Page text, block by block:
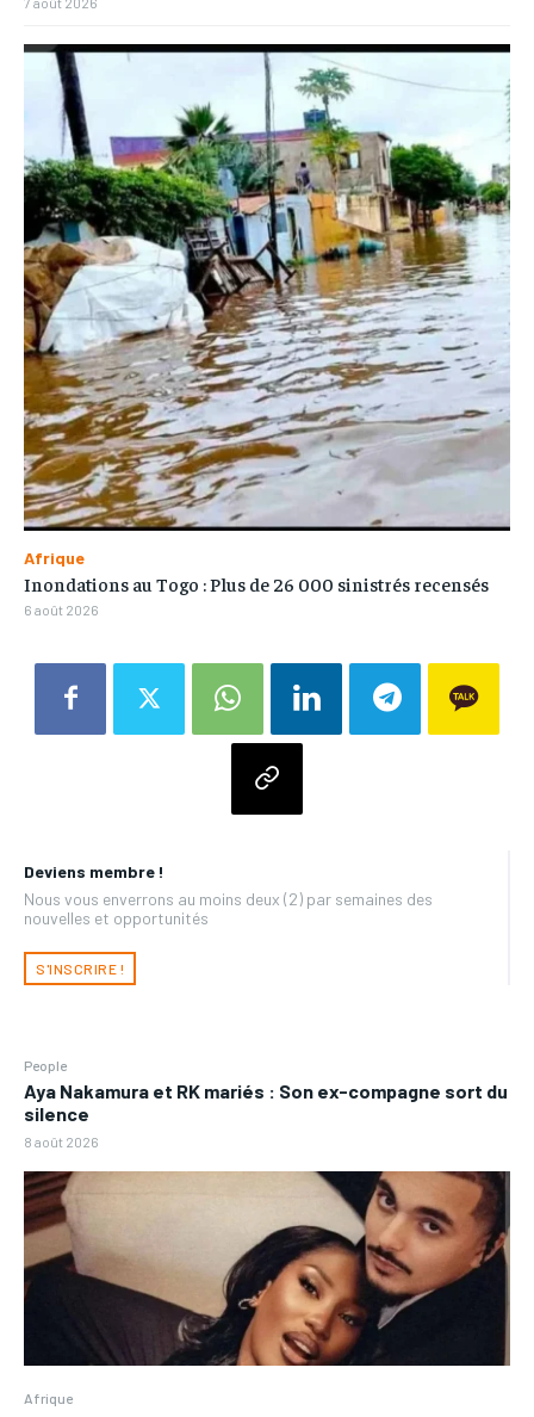
Deviens membre !
Nous vous enverrons au moins deux (2) par semaines des
nouvelles et opportunités
S'INSCRIRE !
People
Aya Nakamura et RK mariés : Son ex-compagne sort du
silence
8 août 2026
Afrique
Afrique
Inondations au Togo : Plus de 26 000 sinistrés recensés
6 août 2026